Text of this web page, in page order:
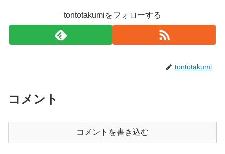
tontotakumiをフォローする
tontotakumi
コメント
コメントを書き込む